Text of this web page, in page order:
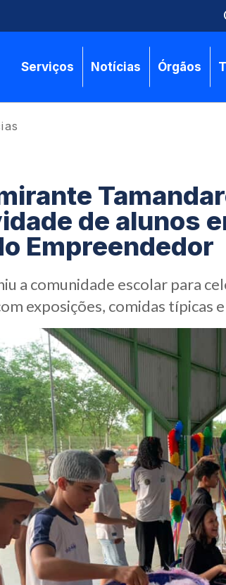
Serviços Notícias Órgãos
de alunos
Empreendedor
a comunidade escolar para
exposições, comidas típicas